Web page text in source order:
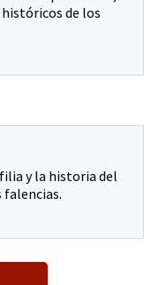
históricos de los
y la historia del
falencias.